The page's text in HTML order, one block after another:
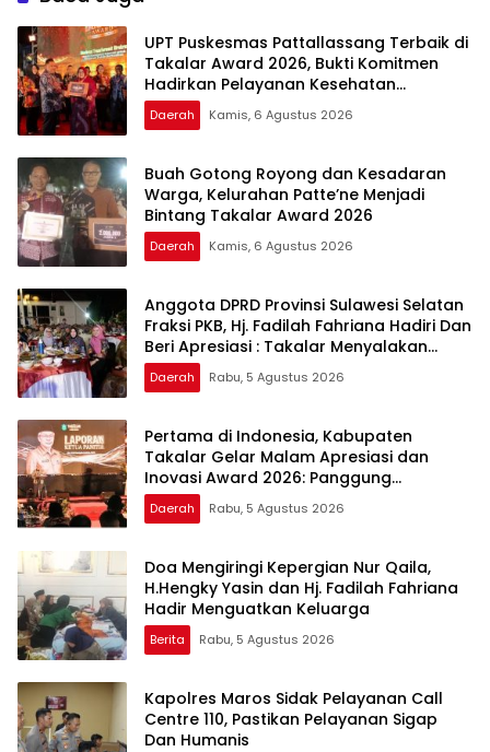
UPT Puskesmas Pattallassang Terbaik di
Takalar Award 2026, Bukti Komitmen
Hadirkan Pelayanan Kesehatan
Berkualitas
Daerah Kamis, 6 Agustus 2026
Buah Gotong Royong dan Kesadaran
Warga, Kelurahan Patte’ne Menjadi
Bintang Takalar Award 2026
Daerah Kamis, 6 Agustus 2026
Anggota DPRD Provinsi Sulawesi Selatan
Fraksi PKB, Hj. Fadilah Fahriana Hadiri Dan
Beri Apresiasi : Takalar Menyalakan
Lentera Pengabdian Melalui Malam
Apresiasi dan Inovasi Award 2026
Daerah Rabu, 5 Agustus 2026
Pertama di Indonesia, Kabupaten
Takalar Gelar Malam Apresiasi dan
Inovasi Award 2026: Panggung
Penghargaan bagi Pelayan Publik
Berprestasi
Daerah Rabu, 5 Agustus 2026
Doa Mengiringi Kepergian Nur Qaila,
H.Hengky Yasin dan Hj. Fadilah Fahriana
Hadir Menguatkan Keluarga
Berita Rabu, 5 Agustus 2026
Kapolres Maros Sidak Pelayanan Call
Centre 110, Pastikan Pelayanan Sigap
Dan Humanis